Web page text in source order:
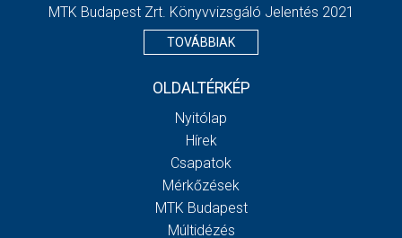
MTK Budapest Zrt. Könyvvizsgáló Jelentés 2021
TOVÁBBIAK
OLDALTÉRKÉP
Nyitólap
Hírek
Csapatok
Mérkőzések
MTK Budapest
Múltidézés